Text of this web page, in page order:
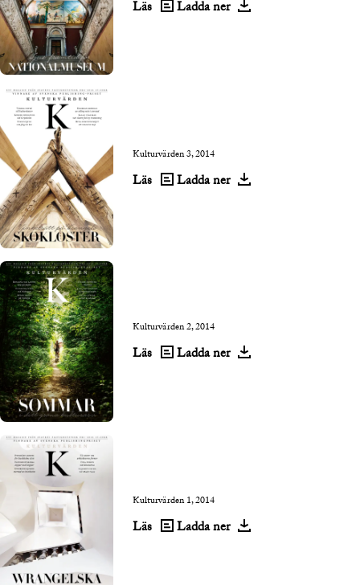
Läs Ladda ner
Kulturvärden 3, 2014
Läs Ladda ner
Kulturvärden 2, 2014
Läs Ladda ner
Kulturvärden 1, 2014
Läs Ladda ner